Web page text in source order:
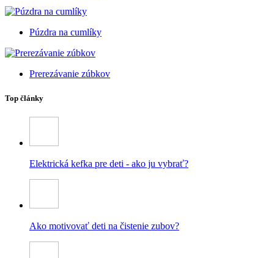
Púzdra na cumlíky
Prerezávanie zúbkov
Top články
Elektrická kefka pre deti - ako ju vybrať?
Ako motivovať deti na čistenie zubov?